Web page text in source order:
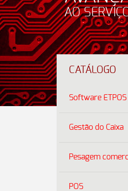
AO
CATÁLOGO
Software ETPOS
Gestão do Caixa
Pesagem
POS